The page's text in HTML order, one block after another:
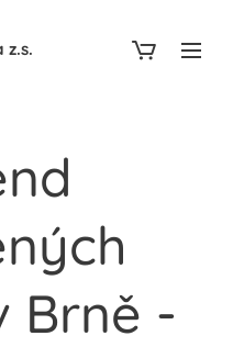
z.s.
Brně -